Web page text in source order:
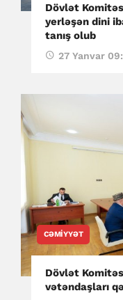
Dövlət
yerləşən dini
tanış olub
27 Yanvar
CƏMIYYƏT
Dövlət
vətəndaşları